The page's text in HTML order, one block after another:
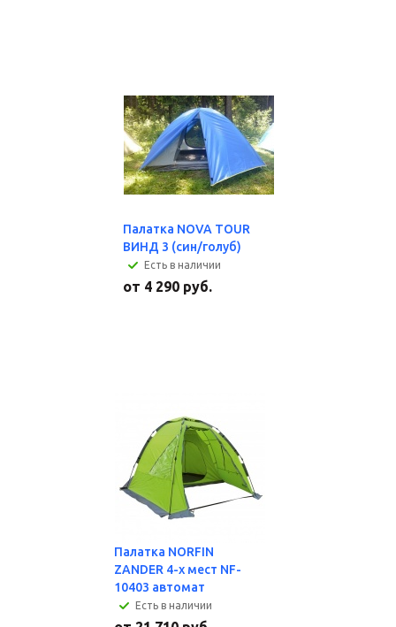
Палатка NOVA TOUR
ВИНД 3 (син/голуб)
Есть в наличии
от 4 290 руб.
Палатка NORFIN
ZANDER 4-х мест NF-
10403 автомат
Есть в наличии